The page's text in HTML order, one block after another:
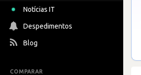
Notícias IT
Despedimentos
Blog
COMPARAR